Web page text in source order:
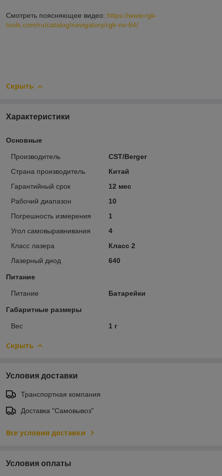
Смотреть поясняющее видео: https://www.rgk-
tools.com/ru/catalog/navigatory/rgk-nv-64/
Скрыть
Характеристики
Основные
Производитель
CST/Berger
Страна производитель
Китай
Гарантийный срок
12 мес
Рабочий диапазон
10
Погрешность измерения
1
Угол самовыравнивания
4
Класс лазера
Класс 2
Лазерный диод
640
Питание
Питание Батарейки
Габаритные размеры
Вес 1 г
Скрыть
Условия доставки
Транспортная компания
Доставка "Самовывоз"
Все условия доставки
Условия оплаты